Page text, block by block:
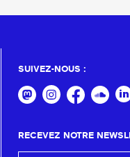
SUIVEZ-NOUS :
RECEVEZ NOTRE